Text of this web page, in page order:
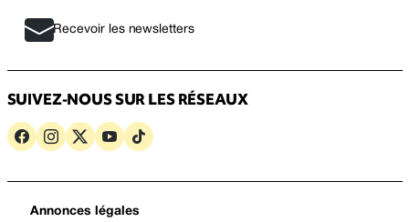
Recevoir les newsletters
SUIVEZ-NOUS SUR LES RÉSEAUX
Annonces légales